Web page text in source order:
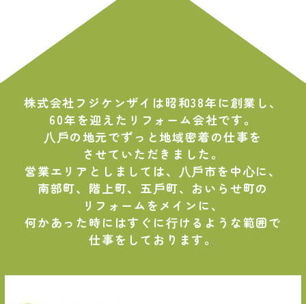
株式会社フジケンザイは昭和38年に創業し、
60年を迎えたリフォーム会社です。
⼋⼾の地元でずっと地域密着の仕事を
させていただきました。
営業エリアとしましては、⼋⼾市を中⼼に、
南部町、階上町、五⼾町、おいらせ町の
リフォームをメインに、
何かあった時にはすぐに⾏けるような範囲で
仕事をしております。